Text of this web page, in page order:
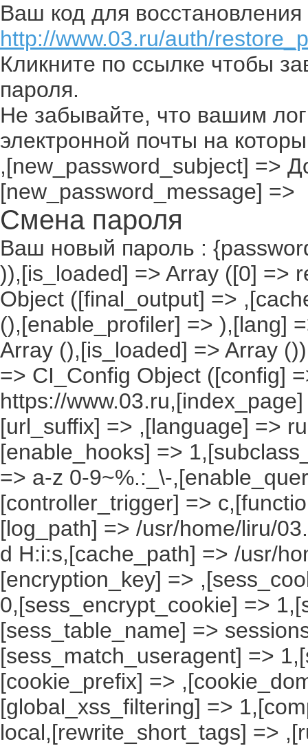
Ваш код для восстановления
http://www.03.ru/auth/
Кликните по ссылке чтобы
пароля.
Не забывайте, что вашим
электронной почты на
,[new_password_subject] =>
[new_password_message] =>
Смена пароля
Ваш новый пароль :
)),[is_loaded] => Array ([0] =>
Object ([final_output] =>
(),[enable_profiler] => ),[lang]
Array (),[is_loaded] => Array
=> CI_Config Object ([config]
https://
[url_suffix] => ,[language] =>
[enable_hooks] =>
=> a-z 0-9~%.:_\-
[controller_trigger] =>
[log_path] => /usr/home/liru/
d H:i:s,[cache_path] => /usr/
[encryption_key] =>
0,[sess_encrypt_cookie] =>
[sess_table_name] =>
[sess_match_useragent] =>
[cookie_prefix] =>
[global_xss_filtering] =>
local,[rewrite_short_tags] =>